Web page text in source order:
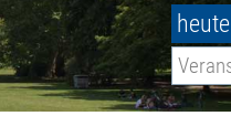
heute